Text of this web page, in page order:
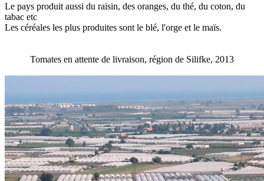
Le pays produit aussi du raisin, des oranges, du thé, du coton, du
tabac etc
Les céréales les plus produites sont le blé, l'orge et le maïs.
Tomates en attente de livraison, région de Silifke, 2013